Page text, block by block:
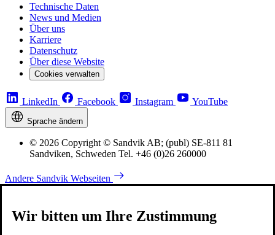
Technische Daten
News und Medien
Über uns
Karriere
Datenschutz
Über diese Website
Cookies verwalten
LinkedIn Facebook Instagram YouTube
Sprache ändern
© 2026 Copyright © Sandvik AB; (publ) SE-811 81
Sandviken, Schweden Tel. +46 (0)26 260000
Andere Sandvik Webseiten
Wir bitten um Ihre Zustimmung